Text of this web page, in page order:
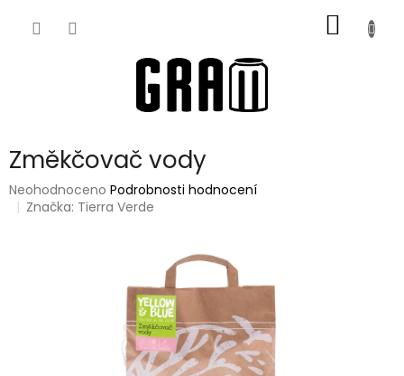
KOŠÍK
Změkčovač vody
Průměrné
hodnocení
Neohodnoceno Podrobnosti hodnocení
Značka: Tierra Verde